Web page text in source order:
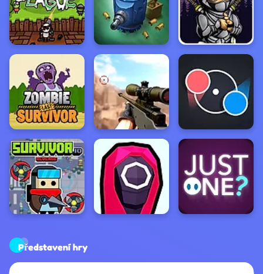
Představení hry